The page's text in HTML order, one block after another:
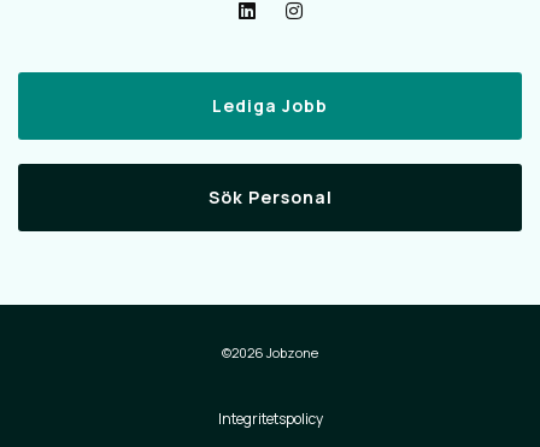
Lediga Jobb
Sök Personal
©2026 Jobzone
Integritetspolicy